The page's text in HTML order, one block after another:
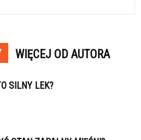
WIĘCEJ OD AUTORA
SILNY LEK?